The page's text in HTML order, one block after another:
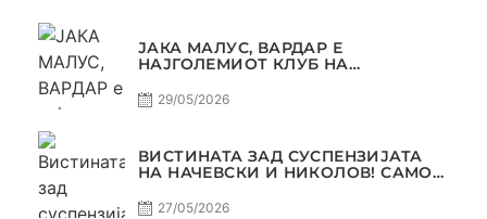
ЈАКА МАЛУС, ВАРДАР Е
НАЈГОЛЕМИОТ КЛУБ НА
29/05/2026
ВИСТИНАТА ЗАД СУСПЕНЗИЈАТА
НА НАЧЕВСКИ И НИКОЛОВ! САМО
27/05/2026